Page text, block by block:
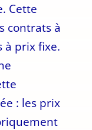
Cette
contrats à
à prix fixe.
: les prix